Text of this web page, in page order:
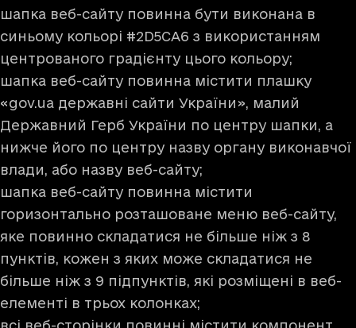
шапка веб-сайту повинна бути виконана в
синьому кольорі #2D5CA6 з використанням
центрованого градієнту цього кольору;
шапка веб-сайту повинна містити плашку
«gov.ua державні сайти України», малий
Державний Герб України по центру шапки, а
нижче його по центру назву органу виконавчої
влади, або назву веб-сайту;
шапка веб-сайту повинна містити
горизонтально розташоване меню веб-сайту,
яке повинно складатися не більше ніж з 8
пунктів, кожен з яких може складатися не
більше ніж з 9 підпунктів, які розміщені в веб-
елементі в трьох колонках;